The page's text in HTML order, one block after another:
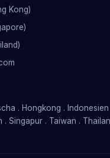
Kong)
. Hongkong .
. Singapur . Taiwan .